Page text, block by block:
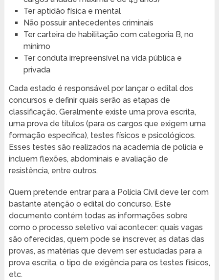
Ter aptidão física e mental
Não possuir antecedentes criminais
Ter carteira de habilitação com categoria B, no
mínimo
Ter conduta irrepreensível na vida pública e
privada
Cada estado é responsável por lançar o edital dos
concursos e definir quais serão as etapas de
classificação. Geralmente existe uma prova escrita,
uma prova de títulos (para os cargos que exigem uma
formação específica), testes físicos e psicológicos.
Esses testes são realizados na academia de polícia e
incluem flexões, abdominais e avaliação de
resistência, entre outros.
Quem pretende entrar para a Polícia Civil deve ler com
bastante atenção o edital do concurso. Este
documento contém todas as informações sobre
como o processo seletivo vai acontecer: quais vagas
são oferecidas, quem pode se inscrever, as datas das
provas, as matérias que devem ser estudadas para a
prova escrita, o tipo de exigência para os testes físicos,
etc.